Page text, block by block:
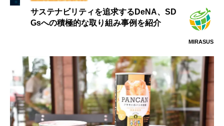
サステナビリティを追求するDeNA、SD
Gsへの積極的な取り組み事例を紹介
MIRASUS